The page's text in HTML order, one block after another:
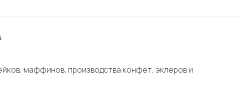
маффинов, производства конфет, эклеров и